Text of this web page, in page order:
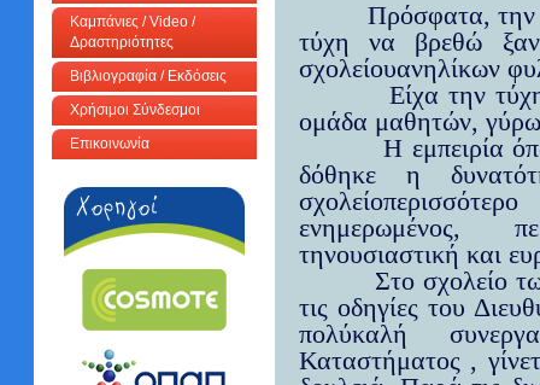
Καμπάνιες / Video /
Δραστηριότητες
Βιβλιογραφία / Εκδόσεις
Χρήσιμοι Σύνδεσμοι
Επικοινωνία
Πρόσφατα, την
τύχη να βρεθώ
σχολείουανηλίκων
Είχα την
ομάδα μαθητών,
Η εμπειρία
δόθηκε η
ενημερωμένος,
τηνουσιαστική και
Στο σχολείο
τις οδηγίες του
πολύκαλή
Καταστήματος ,